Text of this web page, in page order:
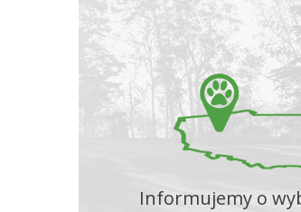
Informujemy o